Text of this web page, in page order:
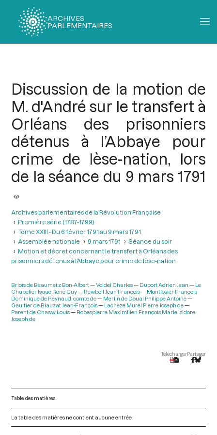
ARCHIVES
PARLEMENTAIRES
Discussion de la motion de
M. d'André sur le transfert à
Orléans des prisonniers
détenus à l’Abbaye pour
crime de lèse-nation, lors
de la séance du 9 mars 1791
Archives parlementaires de la Révolution Française
Première série (1787-1799)
Tome XXIII - Du 6 février 1791 au 9 mars 1791
Assemblée nationale
9 mars 1791
Séance du soir
Motion et décret concernant le transfert à Orléans des
prisonniers détenus à l’Abbaye pour crime de lèse-nation
Briois de Beaumetz Bon-Albert Voidel Charles Duport Adrien Jean
Le
Chapelier Isaac René Guy
Rewbell Jean François
Montlosier François
Dominique de Reynaud, comte de
Merlin de Douai Philippe Antoine
Gaultier de Biauzat Jean-François
Lachèze Murel Pierre Joseph de
Parent de Chassy Louis
Robespierre Maximilien François Marie Isidore
Joseph de
TéléchargerPartager
Table des matières
La table des matières ne contient aucune entrée.